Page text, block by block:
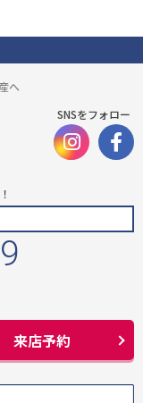
へ
SNSをフォロー
来店予約